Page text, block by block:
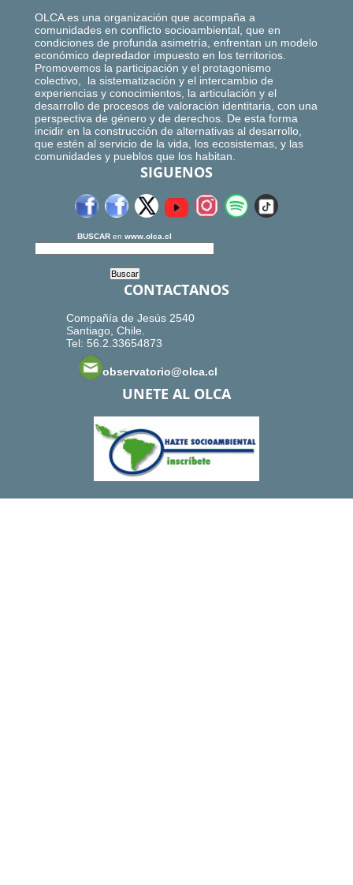
OLCA es una organización que acompaña a
comunidades en conflicto socioambiental, que en
condiciones de profunda asimetría, enfrentan un modelo
económico depredador impuesto en los territorios.
Promovemos la participación y el protagonismo
colectivo, la sistematización y el intercambio de
experiencias y conocimientos, la articulación y el
desarrollo de procesos de valoración identitaria, con una
perspectiva de género y de derechos. De esta forma
incidir en la construcción de alternativas al desarrollo,
que estén al servicio de la vida, los ecosistemas, y las
comunidades y pueblos que los habitan.
SIGUENOS
BUSCAR en www.olca.cl
CONTACTANOS
Compañía de Jesús 2540
Santiago, Chile.
Tel: 56.2.33654873
observatorio@olca.cl
UNETE AL OLCA